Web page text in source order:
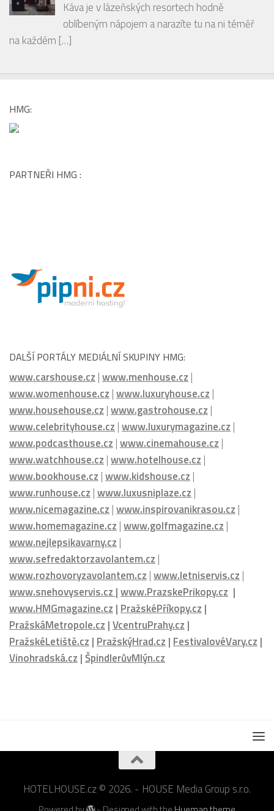
Káva je v lázeňských resortech hodně
oblíbeným nápojem a narazíte tu na ni téměř
na každém […]
HMG:
PARTNEŘI HMG :
DALŠÍ PORTÁLY MEDIÁLNÍ SKUPINY HMG:
www.carshouse.cz|www.menhouse.cz|
www.womenhouse.cz|www.luxuryhouse.cz|
www.househouse.cz|www.gastrohouse.cz|
www.celebrityhouse.cz|www.luxurymagazine.cz|
www.podcasthouse.cz|www.cinemahouse.cz|
www.watchhouse.cz|www.hotelhouse.cz|
www.bookhouse.cz|www.kidshouse.cz|
www.runhouse.cz|www.luxusniplaze.cz|
www.nicemagazine.cz|www.inspirovanikrasou.cz|
www.homemagazine.cz|www.golfmagazine.cz|
www.nejlepsikavarny.cz|
www.sefredaktorzavolantem.cz|
www.rozhovoryzavolantem.cz|www.letniservis.cz|
www.snehovyservis.cz|www.PrazskePrikopy.cz |
www.HMGmagazine.cz|PražskéPříkopy.cz|
PražskáMetropole.cz|VcentruPrahy.cz|
PražskéLetiště.cz|PražskýHrad.cz|FestivalovéVary.cz|
Vinohradská.cz|ŠpindlerůvMlýn.cz
HOTELHOUSE.cz © 2026. - HOUSE Media Group s.r.o.